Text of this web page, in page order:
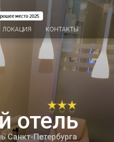
отель
Санкт-Петербурга
ЛОКАЦИЯ КОНТАКТЫ